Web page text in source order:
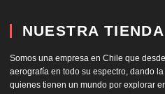
NUESTRA TIENDA
Somos una empresa en Chile que
aerografía en todo su espectro, dando
quienes tienen un mundo por explorar